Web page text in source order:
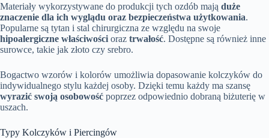
Materiały wykorzystywane do produkcji tych ozdób mają duże
znaczenie dla ich wyglądu oraz bezpieczeństwa użytkowania.
Popularne są tytan i stal chirurgiczna ze względu na swoje
hipoalergiczne właściwości oraz trwałość. Dostępne są również inne
surowce, takie jak złoto czy srebro.
Bogactwo wzorów i kolorów umożliwia dopasowanie kolczyków do
indywidualnego stylu każdej osoby. Dzięki temu każdy ma szansę
wyrazić swoją osobowość poprzez odpowiednio dobraną biżuterię w
uszach.
Typy Kolczyków i Piercingów